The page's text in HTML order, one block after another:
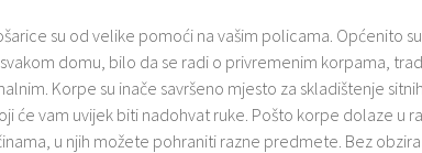
su od velike pomoći na vašim policama. Općenito
domu, bilo da se radi o privremenim korpama,
Korpe su inače savršeno mjesto za skladištenje sitnih
će vam uvijek biti nadohvat ruke. Pošto korpe dolaze u
u njih možete pohraniti razne predmete. Bez obzira